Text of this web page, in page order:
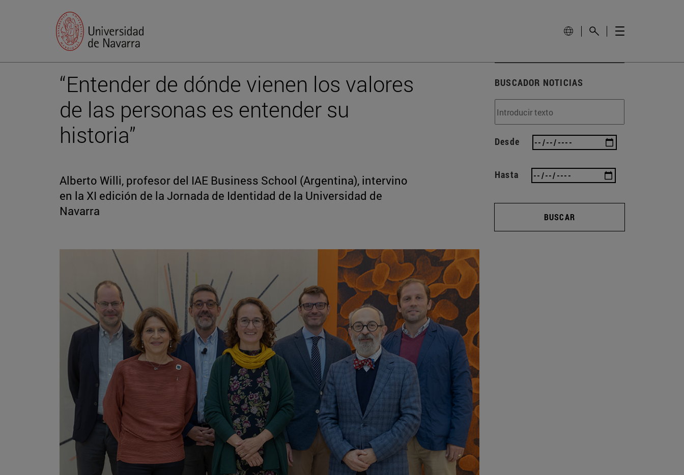
“Entender de dónde vienen los valores
de las personas es entender su
historia”
Alberto Willi, profesor del IAE Business School (Argentina), intervino
en la XI edición de la Jornada de Identidad de la Universidad de
Navarra
BUSCADOR NOTICIAS
Desde
Hasta
BUSCAR